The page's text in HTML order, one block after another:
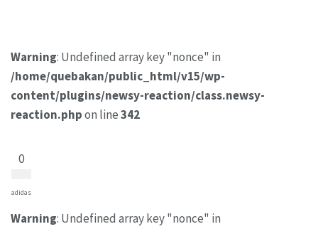
Warning: Undefined array key "nonce" in
/home/quebakan/public_html/v15/wp-
content/plugins/newsy-reaction/class.newsy-
reaction.phpon line342
0
adidas
Warning: Undefined array key "nonce" in